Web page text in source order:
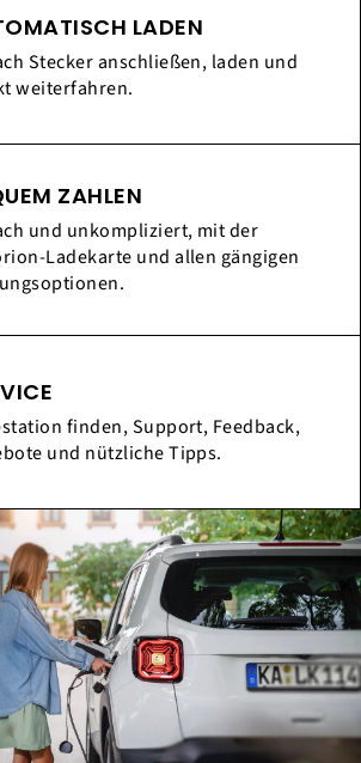
LADEN
Stecker anschließen, laden und
weiterfahren.
ZAHLEN
und unkompliziert, mit der
Ladekarte und allen gängigen
finden, Support, Feedback,
und nützliche Tipps.